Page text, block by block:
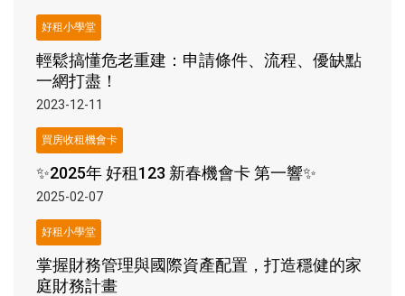
好租小學堂
輕鬆搞懂危老重建：申請條件、流程、優缺點
一網打盡！
2023-12-11
買房收租機會卡
✨2025年 好租123 新春機會卡 第一響✨
2025-02-07
好租小學堂
掌握財務管理與國際資產配置，打造穩健的家
庭財務計畫